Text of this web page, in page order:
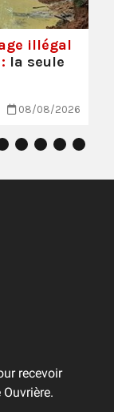
illégal
la seule
08/08/2026
recevoir